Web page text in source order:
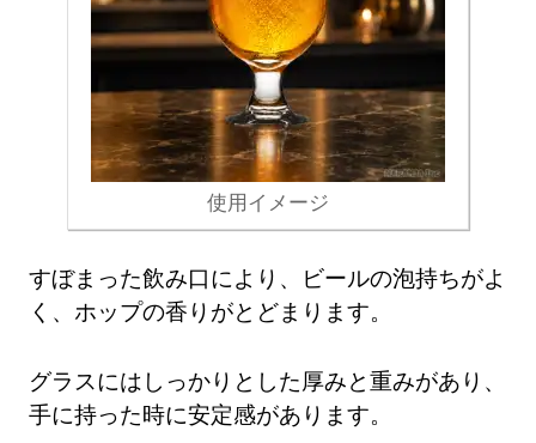
使用イメージ
すぼまった飲み口により、ビールの泡持ちがよ
く、ホップの香りがとどまります。
グラスにはしっかりとした厚みと重みがあり、
手に持った時に安定感があります。